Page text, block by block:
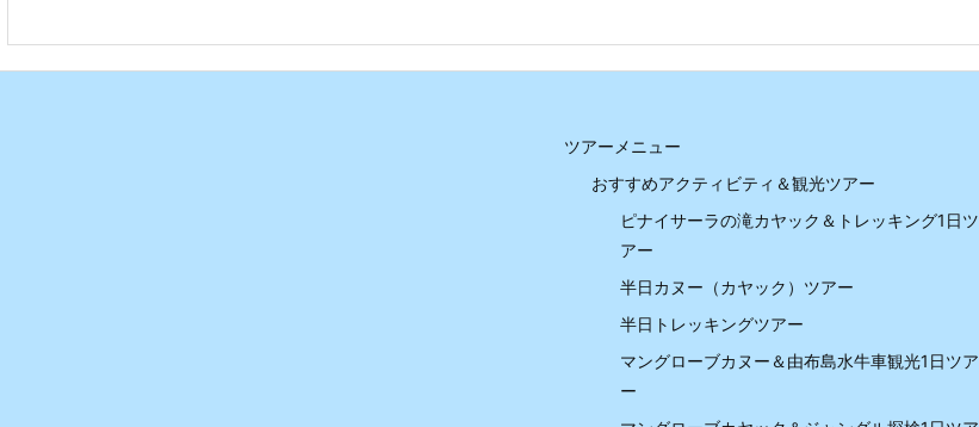
ツアーメニュー
おすすめアクティビティ＆観光ツアー
ピナイサーラの滝カヤック＆トレッキング1日ツ
アー
半日カヌー（カヤック）ツアー
半日トレッキングツアー
マングローブカヌー＆由布島水牛車観光1日ツア
ー